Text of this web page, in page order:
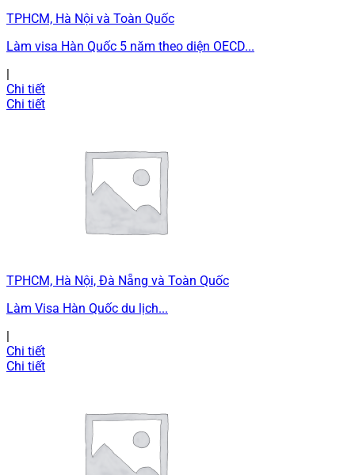
TPHCM, Hà Nội và Toàn Quốc
Làm visa Hàn Quốc 5 năm theo diện OECD...
Chi tiết
Chi tiết
TPHCM, Hà Nội, Đà Nẵng và Toàn Quốc
Làm Visa Hàn Quốc du lịch...
Chi tiết
Chi tiết